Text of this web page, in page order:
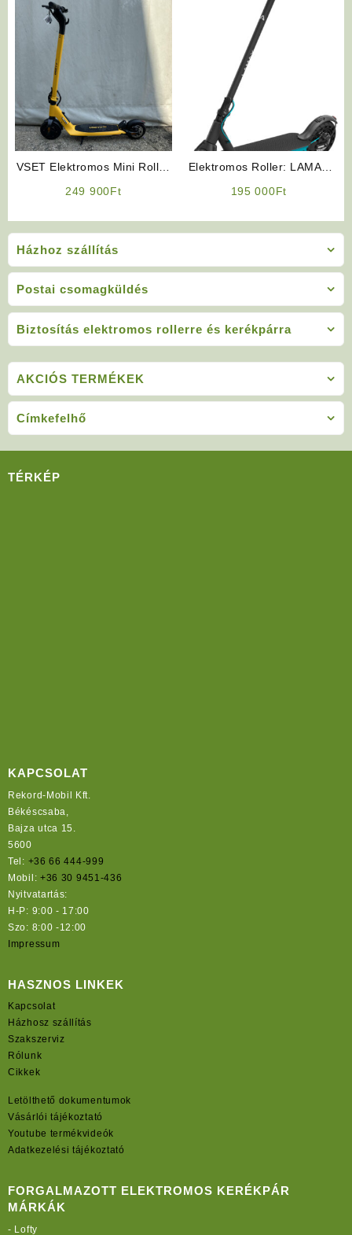
Házhoz szállítás
Postai csomagküldés
Biztosítás elektromos rollerre és kerékpárra
VSET Elektromos Mini Roller
249 900Ft
Elektromos Roller: LAMAX
195 000Ft
AKCIÓS TERMÉKEK
Címkefelhő
TÉRKÉP
KAPCSOLAT
Rekord-Mobil Kft.
Békéscsaba,
Bajza utca 15.
5600
Tel: +36 66 444-999
Mobil: +36 30 9451-436
Nyitvatartás:
H-P: 9:00 - 17:00
Szo: 8:00 -12:00
Impressum
HASZNOS LINKEK
Kapcsolat
Házhosz szállítás
Szakszerviz
Rólunk
Cikkek
Letölthető dokumentumok
Vásárlói tájékoztató
Youtube termékvideók
Adatkezelési tájékoztató
FORGALMAZOTT ELEKTROMOS KERÉKPÁR
MÁRKÁK
- Lofty